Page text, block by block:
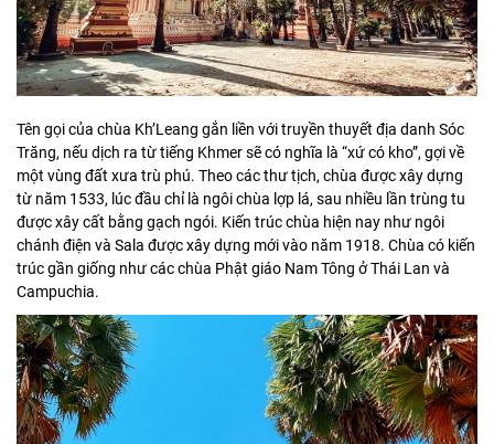
Tên gọi của chùa Kh’Leang gắn liền với truyền thuyết địa danh Sóc
Trăng, nếu dịch ra từ tiếng Khmer sẽ có nghĩa là “xứ có kho”, gợi về
một vùng đất xưa trù phú. Theo các thư tịch, chùa được xây dựng
từ năm 1533, lúc đầu chỉ là ngôi chùa lợp lá, sau nhiều lần trùng tu
được xây cất bằng gạch ngói. Kiến trúc chùa hiện nay như ngôi
chánh điện và Sala được xây dựng mới vào năm 1918. Chùa có kiến
trúc gần giống như các chùa Phật giáo Nam Tông ở Thái Lan và
Campuchia.